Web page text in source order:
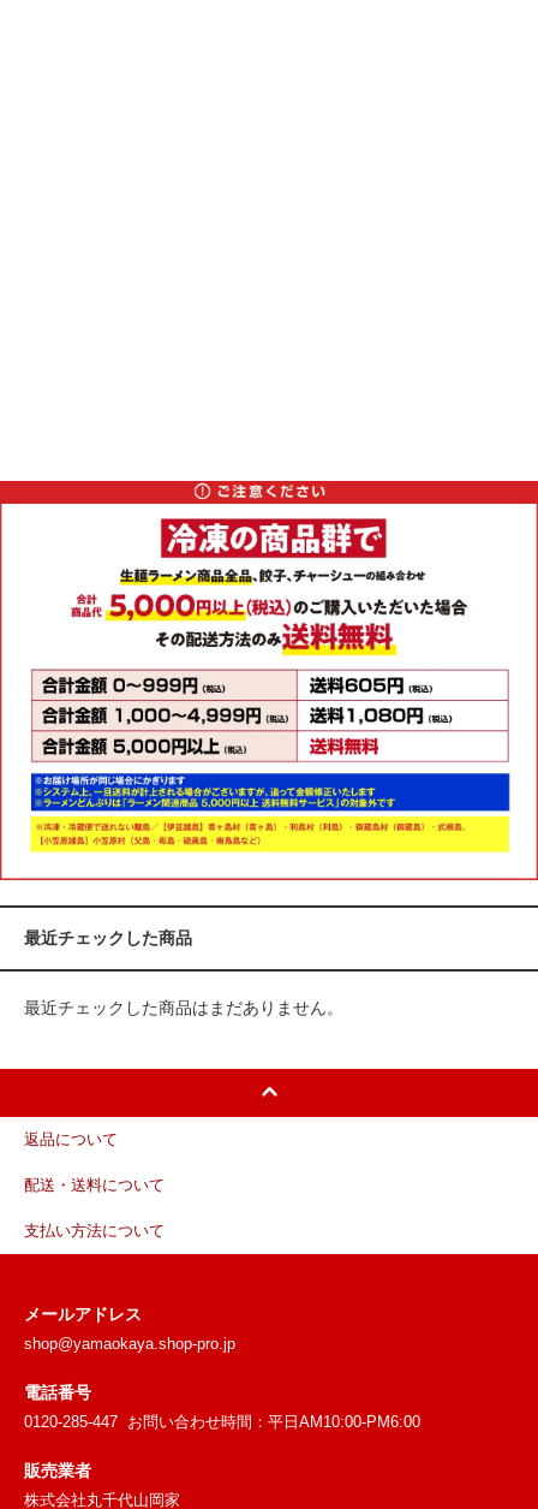
最近チェックした商品
最近チェックした商品はまだありません。
返品について
配送・送料について
支払い方法について
メールアドレス
shop@yamaokaya.shop-pro.jp
電話番号
0120-285-447 お問い合わせ時間：平日AM10:00-PM6:00
販売業者
株式会社丸千代山岡家